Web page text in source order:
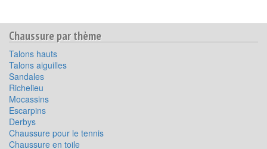
Chaussure par thème
Talons hauts
Talons aiguilles
Sandales
Richelieu
Mocassins
Escarpins
Derbys
Chaussure pour le tennis
Chaussure en toile